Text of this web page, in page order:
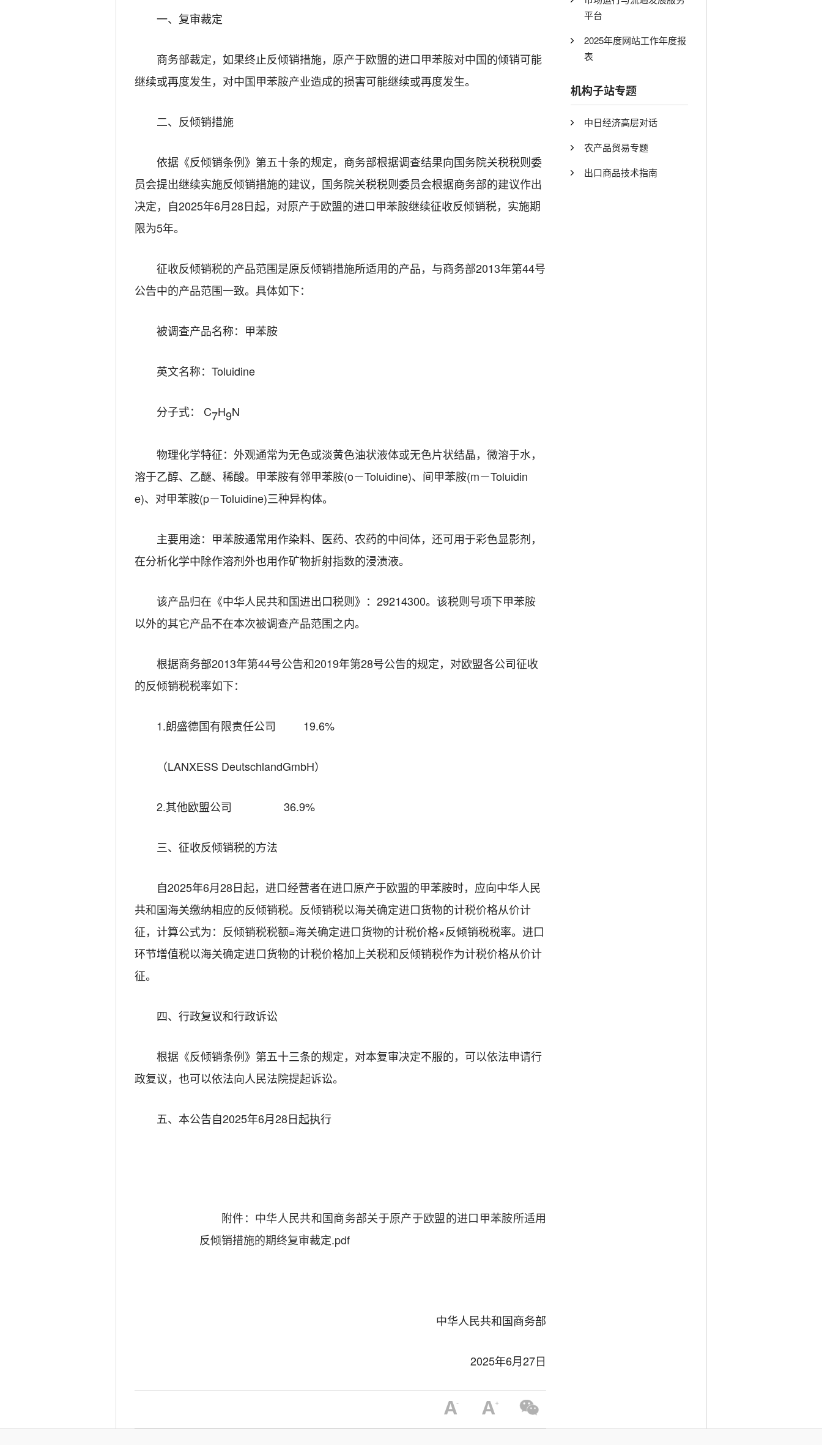
一、复审裁定
商务部裁定，如果终止反倾销措施， 原产于欧盟的进口甲苯胺对中国的倾销可能
继续或再度发生，对中国甲苯胺产业造成的损害可能继续或再度发生。
二、反倾销措施
依据《反倾销条例》第五十条的规定，商务部根据调查结果向国务院关税税则委
员会提出继续实施反倾销措施的建议，国务院关税税则委员会根据商务部的建议作出
决定，自2025年6月28日起，对原产于欧盟的进口甲苯胺继续征收反倾销税，实施期
限为5年。
征收反倾销税的产品范围是原反倾销措施所适用的产品，与商务部2013年第44号
公告中的产品范围一致。具体如下：
被调查产品名称： 甲苯胺
英文名称： Toluidine
分子式： C7H9N
物理化学特征： 外观通常为无色或淡黄色油状液体或无色片状结晶，微溶于水，
溶于乙醇、乙醚、稀酸。甲苯胺有邻甲苯胺(o－Toluidine)、间甲苯胺(m－Toluidin
e)、对甲苯胺(p－Toluidine)三种异构体。
主要用途：甲苯胺通常用作染料、医药、农药的中间体，还可用于彩色显影剂，
在分析化学中除作溶剂外也用作矿物折射指数的浸渍液。
该产品归在《中华人民共和国进出口税则》： 29214300。该税则号项下甲苯胺
以外的其它产品不在本次被调查产品范围之内。
根据商务部2013年第44号公告和2019年第28号公告的规定， 对欧盟各公司征收
的反倾销税税率如下：
1.朗盛德国有限责任公司 19.6%
（LANXESS DeutschlandGmbH）
2.其他欧盟公司 36.9%
三、征收反倾销税的方法
自2025年6月28日起，进口经营者在进口原产于欧盟的甲苯胺时， 应向中华人民
共和国海关缴纳相应的反倾销税。反倾销税以海关确定进口货物的计税价格从价计
征，计算公式为：反倾销税税额=海关确定进口货物的计税价格×反倾销税税率。进口
环节增值税以海关确定进口货物的计税价格加上关税和反倾销税作为计税价格从价计
征。
四、行政复议和行政诉讼
根据《反倾销条例》第五十三条的规定，对本复审决定不服的，可以依法申请行
政复议，也可以依法向人民法院提起诉讼。
五、 本公告自2025年6月28日起执行
附件：中华人民共和国商务部关于原产于欧盟的进口甲苯胺所适用
反倾销措施的期终复审裁定.pdf
中华人民共和国商务部
2025年6月27日
平台
2025年度网站工作年度报
表
机构子站专题
中日经济高层对话
农产品贸易专题
出口商品技术指南